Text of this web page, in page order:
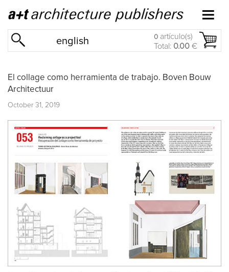
english 0 artículo(s)
Total: 0.00 €
El collage como herramienta de trabajo. Boven Bouw
Architectuur
October 31, 2019